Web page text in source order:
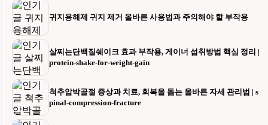
귀지용해제 귀지 제거 올바른 사용법과 주의해야 할 부작용
살찌는단백질쉐이크 효과 부작용, 게이너 섭취방법 핵심 정리 |
protein-shake-for-weight-gain
척추압박골절 증상과 치료, 회복을 돕는 올바른 자세 관리법 | s
pinal-compression-fracture